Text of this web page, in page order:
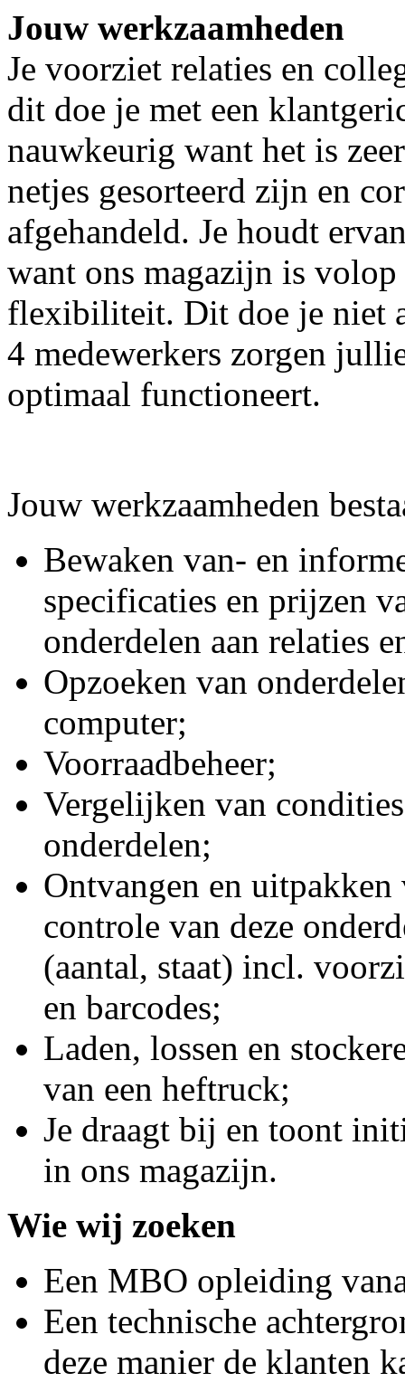
Jouw werkzaamheden
Je voorziet relaties en
dit doe je met een
nauwkeurig want het is
netjes gesorteerd zijn en
afgehandeld. Je houdt
want ons magazijn is
flexibiliteit. Dit doe je niet
4 medewerkers zorgen
optimaal functioneert.
Jouw werkzaamheden
Bewaken van- en
specificaties en prijzen
onderdelen aan relaties
Opzoeken van
computer;
Voorraadbeheer;
Vergelijken van
onderdelen;
Ontvangen en uitpakken
controle van deze
(aantal, staat) incl.
en barcodes;
Laden, lossen en
van een heftruck;
Je draagt bij en toont
in ons magazijn.
Wie wij zoeken
Een MBO opleiding
Een technische
deze manier de klanten